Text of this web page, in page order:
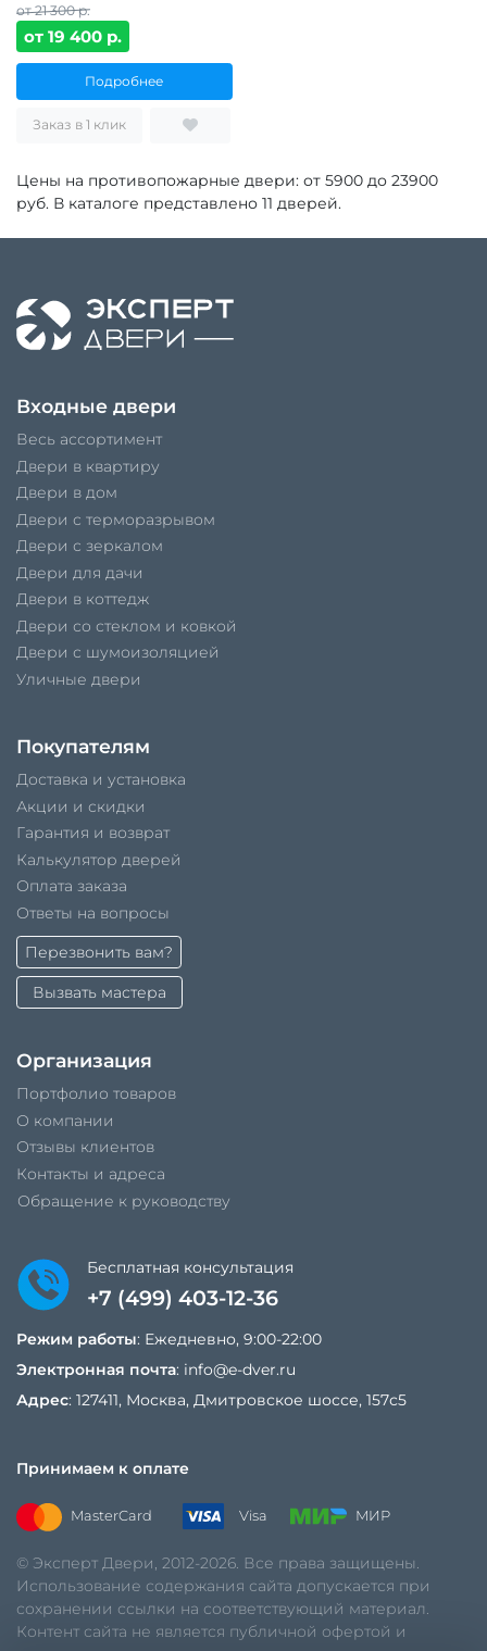
от 21 300 р.
от 19 400 р.
Подробнее
Заказ в 1 клик
Цены на противопожарные двери: от 5900 до 23900
руб. В каталоге представлено 11 дверей.
Входные двери
Весь ассортимент
Двери в квартиру
Двери в дом
Двери с терморазрывом
Двери с зеркалом
Двери для дачи
Двери в коттедж
Двери со стеклом и ковкой
Двери с шумоизоляцией
Уличные двери
Покупателям
Доставка и установка
Акции и скидки
Гарантия и возврат
Калькулятор дверей
Оплата заказа
Ответы на вопросы
Перезвонить вам?
Вызвать мастера
Организация
Портфолио товаров
О компании
Отзывы клиентов
Контакты и адреса
Обращение к руководству
Бесплатная консультация
+7 (499) 403-12-36
Режим работы: Ежедневно, 9:00-22:00
Электронная почта: info@e-dver.ru
Адрес: 127411, Москва, Дмитровское шоссе, 157с5
Принимаем к оплате
MasterCard Visa МИР
© Эксперт Двери, 2012-2026. Все права защищены.
Использование содержания сайта допускается при
сохранении ссылки на соответствующий материал.
Контент сайта не является публичной офертой и